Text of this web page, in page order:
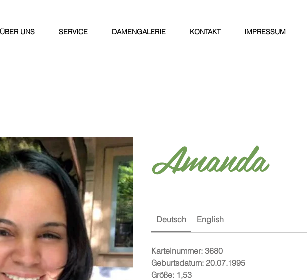
ÜBER UNS SERVICE DAMENGALERIE KONTAKT IMPRESSUM
Amanda
Deutsch English
Karteinummer: 3680
Geburtsdatum: 20.07.1995
Größe: 1,53